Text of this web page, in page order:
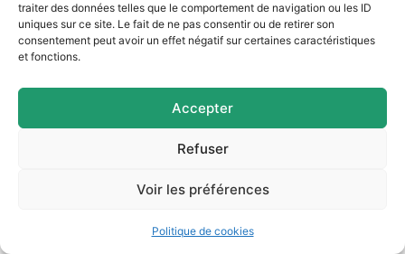
traiter des données telles que le comportement de navigation ou les ID
uniques sur ce site. Le fait de ne pas consentir ou de retirer son
consentement peut avoir un effet négatif sur certaines caractéristiques
et fonctions.
Accepter
Refuser
Voir les préférences
Politique de cookies
Accessibilité
Mentions légales
Plan du site